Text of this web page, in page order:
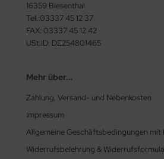
16359 Biesenthal
Tel.:03337 45 12 37
FAX: 03337 45 12 42
USt.ID: DE254801465
Mehr über...
Zahlung, Versand- und Nebenkosten
Impressum
Allgemeine Geschäftsbedingungen
Widerrufsbelehrung &